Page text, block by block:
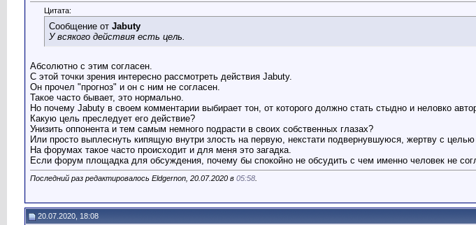
Цитата:
Сообщение от Jabuty
У всякого действия есть цель.
Абсолютно с этим согласен.
С этой точки зрения интересно рассмотреть действия Jabuty.
Он прочел "прогноз" и он с ним не согласен.
Такое часто бывает, это нормально.
Но почему Jabuty в своем комментарии выбирает тон, от которого должно стать стыдно и неловко
Какую цель преследует его действие?
Унизить оппонента и тем самым немного подрасти в своих собственных глазах?
Или просто выплеснуть кипящую внутри злость на первую, некстати подвернувшуюся, жертву с
На форумах такое часто происходит и для меня это загадка.
Если форум площадка для обсуждения, почему бы спокойно не обсудить с чем именно человек не
Последний раз редактировалось Eldgernon, 20.07.2020 в 05:58
20.07.2020, 18:08